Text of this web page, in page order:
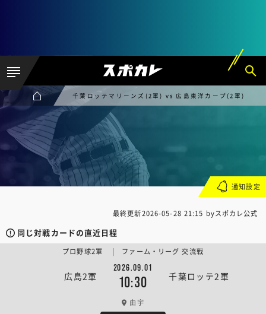
千葉ロッテマリーンズ(2軍) vs 広島東洋カープ(2軍)
最終更新2026-05-28 21:15 byスポカレ公式
同じ対戦カードの直近日程
広島2軍
2026.09.01
10:30 千葉ロッテ2軍
プロ野球2軍 | ファーム・リーグ 交流戦
由宇
通知設定